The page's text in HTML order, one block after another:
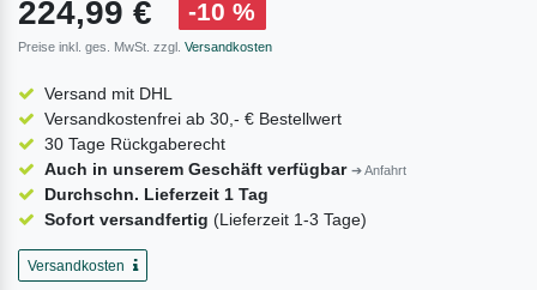
224,99 € -10 %
Preise inkl. ges. MwSt. zzgl. Versandkosten
Versand mit DHL
Versandkostenfrei ab 30,- € Bestellwert
30 Tage Rückgaberecht
Auch in unserem Geschäft verfügbar ➔ Anfahrt
Durchschn. Lieferzeit 1 Tag
Sofort versandfertig (Lieferzeit 1-3 Tage)
Versandkosten